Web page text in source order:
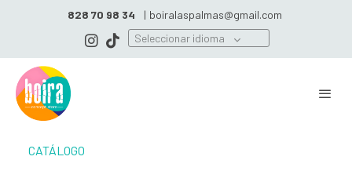
828 70 98 34 | boiralaspalmas@gmail.com
Seleccionar idioma
CATÁLOGO